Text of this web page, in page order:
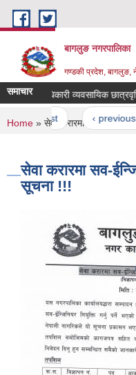
Skip to main content
बागलुङ नगरपालिका
गण्डकी प्रदेश, बागलुङ,
समाचार
गोबिन्द अधिकारी व्यवसायिक
Pages ‹ previous
You are here
Home » सेवा करारमा सव-ईन्जिनियर
सेवा करारमा सव-
सूचना !!!